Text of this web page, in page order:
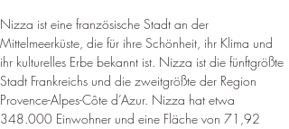
Nizza ist eine französische Stadt an der
Mittelmeerküste, die für ihre Schönheit, ihr Klima und
ihr kulturelles Erbe bekannt ist. Nizza ist die fünftgrößte
Stadt Frankreichs und die zweitgrößte der Region
Provence-Alpes-Côte d’Azur. Nizza hat etwa
348.000 Einwohner und eine Fläche von 71,92